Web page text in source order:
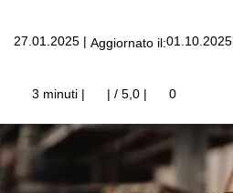
27.01.2025 | Aggiornato il:01.10.2025
3 minuti | | / 5,0 | 0